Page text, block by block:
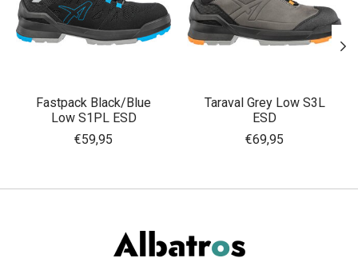
Fastpack Black/Blue
Low S1PL ESD
€59,95
Taraval Grey Low S3L
ESD
€69,95